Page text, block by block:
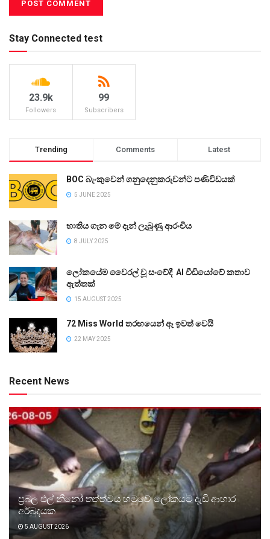
Stay Connected test
23.9k
Followers
99
Subscribers
Trending Comments Latest
BOC බැංකුවෙන් ගනුදෙනුකරුවන්ට පණිවිඩයක්
5 JUNE 2025
භාතිය ගැන මේ දැන් ලැබුණු ආරංචිය
8 JULY 2025
ලෝකයේම වෛරල් වූ සංවේදී AI වීඩියෝවේ කතාව
ඇත්තක්
15 AUGUST 2025
72 Miss World තරඟයෙන් ඈ ඉවත් වෙයි
22 MAY 2025
Recent News
ප්‍රබල එල් නීනෝ තත්ත්වය හමුවේ ලෝකයට දැඩි ආහාර
අර්බුදයක
5 AUGUST 2026